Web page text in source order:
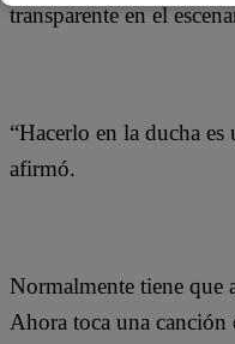
transparente en el
“Hacerlo en la ducha
afirmó.
Normalmente tiene que
Ahora toca una canción